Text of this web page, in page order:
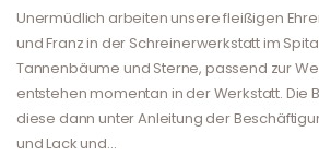
Unermüdlich arbeiten unsere fleißigen
und Franz in der Schreinerwerkstatt im
Tannenbäume und Sterne, passend zur
entstehen momentan in der Werkstatt. Die
diese dann unter Anleitung der
und Lack und…